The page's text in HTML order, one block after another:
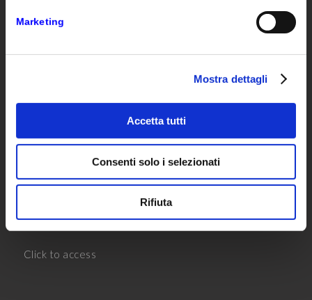
Marketing
Mostra dettagli
Accetta tutti
Consenti solo i selezionati
Rifiuta
servizi su Microsoft Dynamics dedicati alla piccola e
soluzioni di settore certificate.
CUSTOMER PORTAL
Click to access